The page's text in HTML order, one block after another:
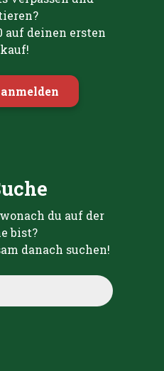
auf deinen ersten
du auf der
bist?
danach suchen!